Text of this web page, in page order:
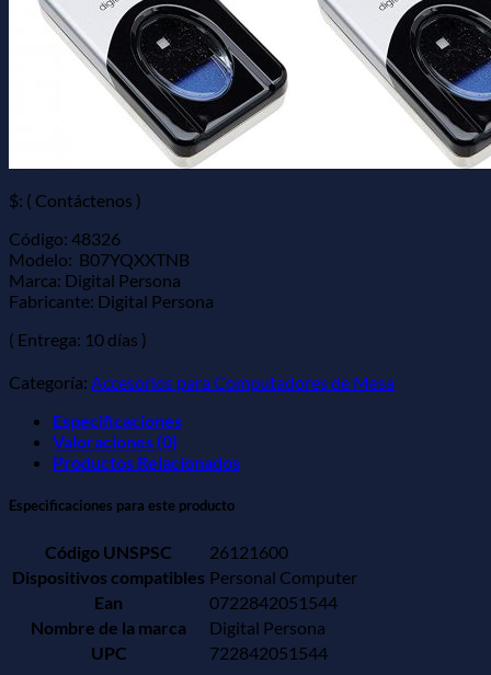
$: ( Contáctenos )
Código: 48326
Modelo: ‎ B07YQXXTNB
Marca: Digital Persona
Fabricante: Digital Persona
( Entrega: 10 días )
Categoría: Accesorios para Computadores de Mesa
Especificaciones
Valoraciones (0)
Productos Relacionados
Especificaciones para este producto
Código UNSPSC
26121600
Dispositivos compatibles Personal Computer
Ean
0722842051544
Nombre de la marca
Digital Persona
UPC
722842051544